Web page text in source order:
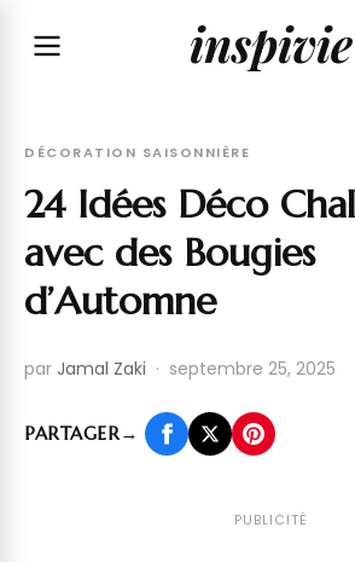
inspivie
DÉCORATION SAISONNIÈRE
24 Idées Déco
avec des Bougies
d’Automne
par Jamal Zaki · septembre 25, 2025
PARTAGER→
PUBLICITÉ